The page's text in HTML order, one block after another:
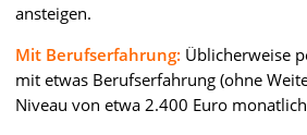
ansteigen.
Mit Berufserfahrung: Üblicherweise
mit etwas Berufserfahrung (ohne
Niveau von etwa 2.400 Euro